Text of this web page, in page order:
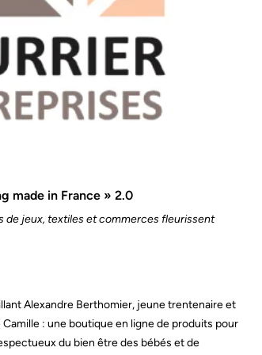
Poncho de pluie
Sac à langer
Sac banane
Tapis à langer nomade
Trousse de toilette
le coin des parents
Sac à langer
s
Sac à dos crèche
Sac à langer
Sac de couchage
t
Tour de lit
Trousse de toilette
made in France » 2.0
de jeux, textiles et commerces fleurissent
Alexandre Berthomier, jeune trentenaire et
: une boutique en ligne de produits pour
du bien être des bébés et de